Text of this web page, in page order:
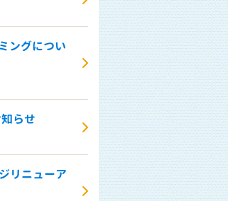
ングについ
らせ
リニューア